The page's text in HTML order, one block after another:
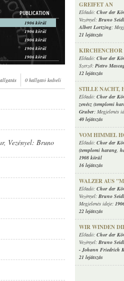
GREIFET AN
Előadó: Chor der
Vezényel: Bruno
Albert Lortzing;
21 lejátszás
KIRCHENCHOR
Előadó: Chor der
Szerző: Pietro
12 lejátszás
STILLE NACHT,
Előadó: Chor der
zenész (templomi
Gruber; Megjelenés
40 lejátszás
VOM HIMMEL
Előadó: Chor der
(templomi harang,
1908 körül
16 lejátszás
WALZER AUS
Előadó: Chor der
Vezényel: Bruno
Megjelenés ideje:
22 lejátszás
WIR WINDEN
Előadó: Chor der
Vezényel: Bruno
-Johann Friedrich
21 lejátszás
PUBLICATION
1906 körül
1906 körül
1906 körül
1906 körül
1906 körül
1906 körül
1907 körül
1907 körül
1907 körül
1908 körül
0 hallgató kedveli
, Vezényel: Bruno